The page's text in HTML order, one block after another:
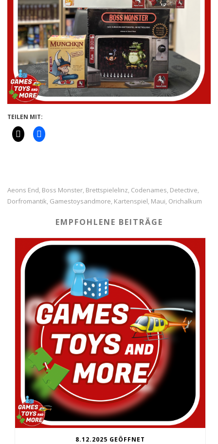
TEILEN MIT:
Aeons End, Boss Monster, Brettspielelinz, Codenames, Detective,
Dorfromantik, Gamestoysandmore, Kartenspiel, Maui, Orichalkum
EMPFOHLENE BEITRÄGE
8.12.2025 GEÖFFNET